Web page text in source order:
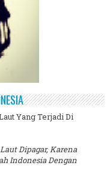
Yang Terjadi Di
Dipagar, Karena
Indonesia Dengan